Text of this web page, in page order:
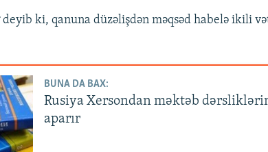
deyib ki, qanuna düzəlişdən məqsəd habelə ikili
BUNA DA BAX:
Rusiya Xersondan məktəb
aparır